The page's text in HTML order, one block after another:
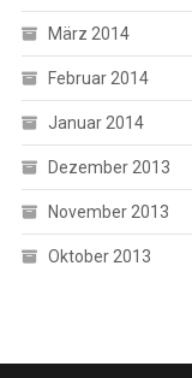
März 2014
Februar 2014
Januar 2014
Dezember 2013
November 2013
Oktober 2013